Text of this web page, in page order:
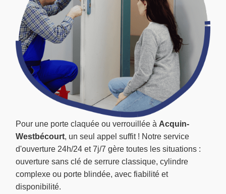
Pour une porte claquée ou verrouillée à Acquin-
Westbécourt, un seul appel suffit ! Notre service
d'ouverture 24h/24 et 7j/7 gère toutes les situations :
ouverture sans clé de serrure classique, cylindre
complexe ou porte blindée, avec fiabilité et
disponibilité.